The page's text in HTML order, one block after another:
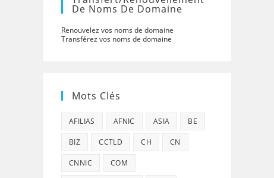
De Noms De Domaine
Renouvelez vos noms de domaine
Transférez vos noms de domaine
Mots Clés
AFILIAS AFNIC ASIA BE
BIZ CCTLD CH CN
CNNIC COM